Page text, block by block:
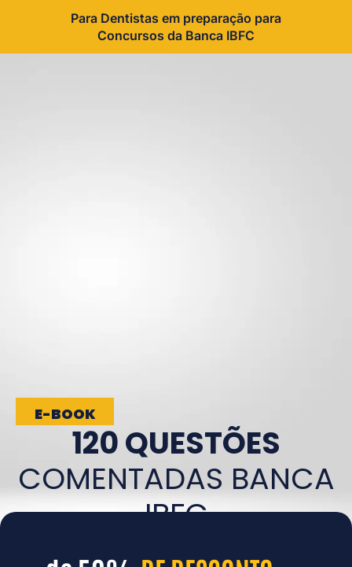
Para Dentistas em preparação para
Concursos da Banca IBFC
E-BOOK
120 QUESTÕES
COMENTADAS BANCA
IBFC